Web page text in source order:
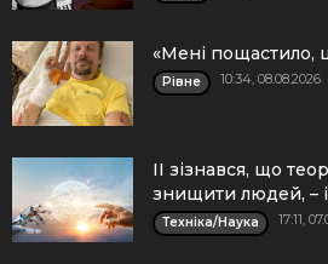
«Мені
Рівне 10:34, 08.08.2026
ІІ зізнався, що
знищити людей, –
Техніка/Наука 17:11,